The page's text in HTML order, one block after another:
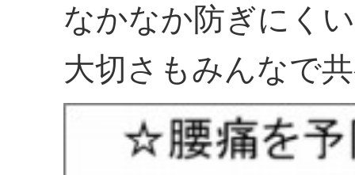
なかなか防ぎにく
大切さもみんなで